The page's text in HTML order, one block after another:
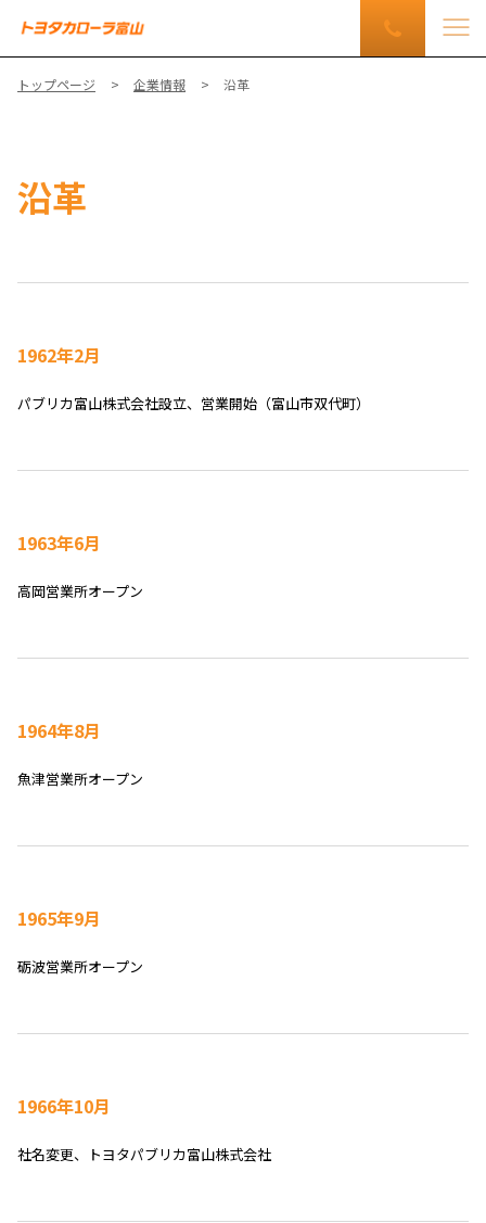
トップページ 企業情報 沿革
沿革
1962年2月
パブリカ富山株式会社設立、営業開始（富山市双代町）
1963年6月
高岡営業所オープン
1964年8月
魚津営業所オープン
1965年9月
砺波営業所オープン
1966年10月
社名変更、トヨタパブリカ富山株式会社